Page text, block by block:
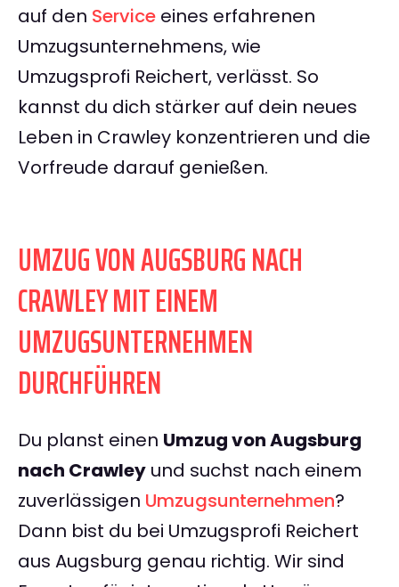
auf den Service eines erfahrenen
Umzugsunternehmens, wie
Umzugsprofi Reichert, verlässt. So
kannst du dich stärker auf dein neues
Leben in Crawley konzentrieren und die
Vorfreude darauf genießen.
UMZUG VON AUGSBURG NACH
CRAWLEY MIT EINEM
UMZUGSUNTERNEHMEN
DURCHFÜHREN
Du planst einen Umzug von Augsburg
nach Crawley und suchst nach einem
zuverlässigen Umzugsunternehmen?
Dann bist du bei Umzugsprofi Reichert
aus Augsburg genau richtig. Wir sind